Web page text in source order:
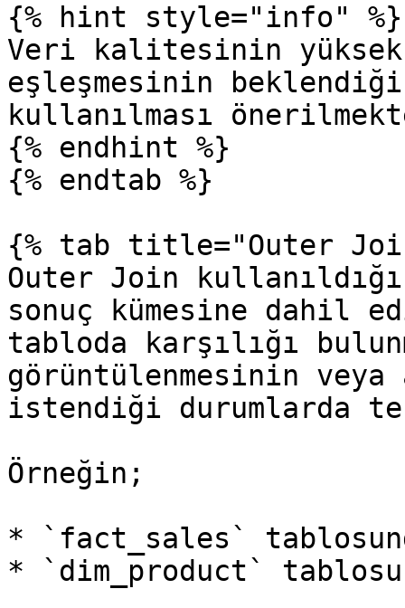
{% hint style="info" %}
Veri kalitesinin yüksek
eşleşmesinin
kullanılması
{% endhint %}
{% endtab %}
{% tab title="Outer
Outer Join
sonuç kümesine dahil
tabloda karşılığı
görüntülenmesinin
istendiği durumlarda
Örneğin;
* `fact_sales`
* `dim_product`